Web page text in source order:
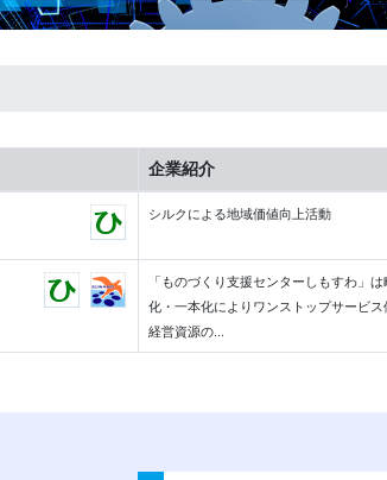
企業紹介
シルクによる地域価値向上活動
「ものづくり支援センターしもすわ」
化・一本化によりワンストップサービ
経営資源の...